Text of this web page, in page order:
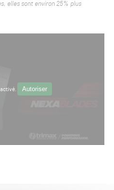
elles sont environ 25% plus
Autoriser